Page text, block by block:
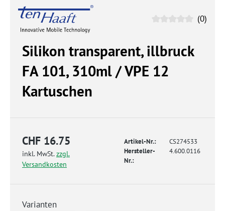
(0)
Silikon transparent, illbruck
FA 101, 310ml / VPE 12
Kartuschen
CHF 16.75
inkl. MwSt.zzgl.
Versandkosten
Artikel-Nr.:
CS274533
Hersteller-
Nr.:
4.600.0116
Varianten